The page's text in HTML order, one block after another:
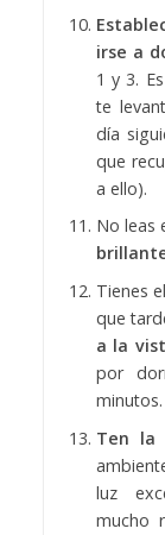
irse a
1 y 3.
te
día
que
a ello).
No leas
Tienes
que
a la
por
minutos.
Ten la
luz
mucho